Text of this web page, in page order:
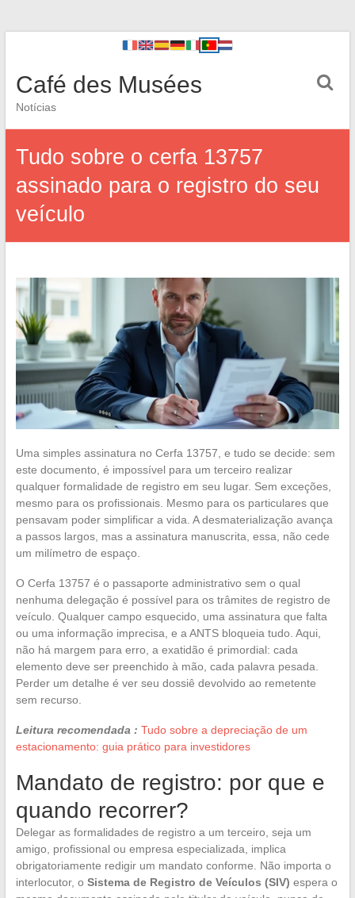
Café des Musées
Notícias
Tudo sobre o cerfa 13757
assinado para o registro do seu
veículo
Uma simples assinatura no Cerfa 13757, e tudo se decide: sem
este documento, é impossível para um terceiro realizar
qualquer formalidade de registro em seu lugar. Sem exceções,
mesmo para os profissionais. Mesmo para os particulares que
pensavam poder simplificar a vida. A desmaterialização avança
a passos largos, mas a assinatura manuscrita, essa, não cede
um milímetro de espaço.
O Cerfa 13757 é o passaporte administrativo sem o qual
nenhuma delegação é possível para os trâmites de registro de
veículo. Qualquer campo esquecido, uma assinatura que falta
ou uma informação imprecisa, e a ANTS bloqueia tudo. Aqui,
não há margem para erro, a exatidão é primordial: cada
elemento deve ser preenchido à mão, cada palavra pesada.
Perder um detalhe é ver seu dossiê devolvido ao remetente
sem recurso.
Leitura recomendada : Tudo sobre a depreciação de um
estacionamento: guia prático para investidores
Mandato de registro: por que e
quando recorrer?
Delegar as formalidades de registro a um terceiro, seja um
amigo, profissional ou empresa especializada, implica
obrigatoriamente redigir um mandato conforme. Não importa o
interlocutor, o Sistema de Registro de Veículos (SIV) espera o